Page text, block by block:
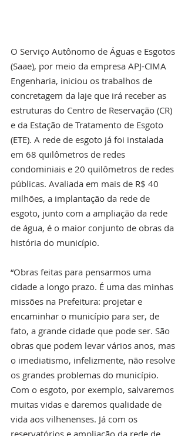
O Serviço Autônomo de Águas e Esgotos
(Saae), por meio da empresa APJ-CIMA
Engenharia, iniciou os trabalhos de
concretagem da laje que irá receber as
estruturas do Centro de Reservação (CR)
e da Estação de Tratamento de Esgoto
(ETE). A rede de esgoto já foi instalada
em 68 quilômetros de redes
condominiais e 20 quilômetros de redes
públicas. Avaliada em mais de R$ 40
milhões, a implantação da rede de
esgoto, junto com a ampliação da rede
de água, é o maior conjunto de obras da
história do município.
“Obras feitas para pensarmos uma
cidade a longo prazo. É uma das minhas
missões na Prefeitura: projetar e
encaminhar o município para ser, de
fato, a grande cidade que pode ser. São
obras que podem levar vários anos, mas
o imediatismo, infelizmente, não resolve
os grandes problemas do município.
Com o esgoto, por exemplo, salvaremos
muitas vidas e daremos qualidade de
vida aos vilhenenses. Já com os
reservatórios e ampliação da rede de